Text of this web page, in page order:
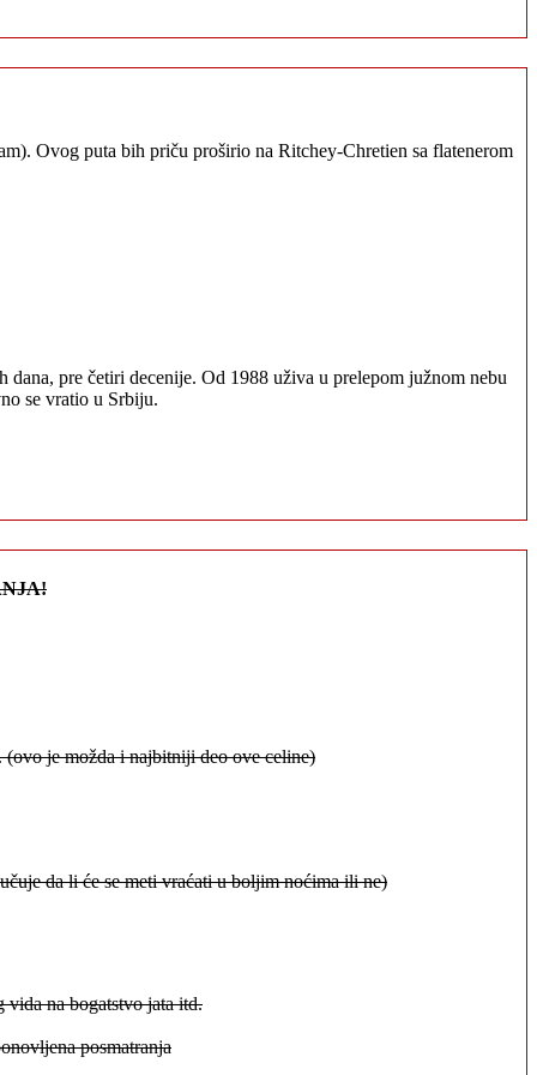
Ovog puta bih priču proširio na Ritchey-Chretien sa flatenerom
pre četiri decenije. Od 1988 uživa u prelepom južnom nebu
se vratio u Srbiju.
(ovo je možda i najbitniji deo ove celine)
da li će se meti vraćati u boljim noćima ili ne)
vida na bogatstvo jata itd.
posmatranja